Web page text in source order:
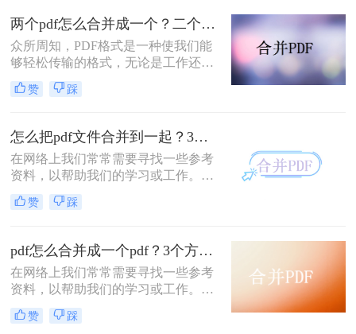
选择。
两个pdf怎么合并成一个？二个方法教你快速合并！
众所周知，PDF格式是一种使我们能
够轻松传输的格式，无论是工作还是
学习，我们都将使用它，但如果我们
能掌握更多的PDF操作技巧，这对提
事，因此，今天我们要讲的是，如何
两个pdf怎么合并成一个，如果你也想
要知道合并pdf文档这种技巧，就来看
看吧！
赞 踩
怎么把pdf文件合并到一起？3个方法解决问题！
在网络上我们常常需要寻找一些参考
资料，以帮助我们的学习或工作。然
而，发现大部分从网上下载的材料是
PDF格式。要是我们一个一个地把它
浪费了我们的宝贵时间。所以，我们
可以结合多个PDF文件来提高我们的
阅读和学习效率！因此，今天小编想
和大家分享小编常用的怎么把pdf文件
合并到一起操作的方法，希望对需要
合并pdf文档的朋友有所帮助！
赞 踩
pdf怎么合并成一个pdf？3个方法解决问题！
在网络上我们常常需要寻找一些参考
资料，以帮助我们的学习或工作。然
而，发现大部分从网上下载的材料是
PDF格式。要是我们一个一个地把它
赞 踩